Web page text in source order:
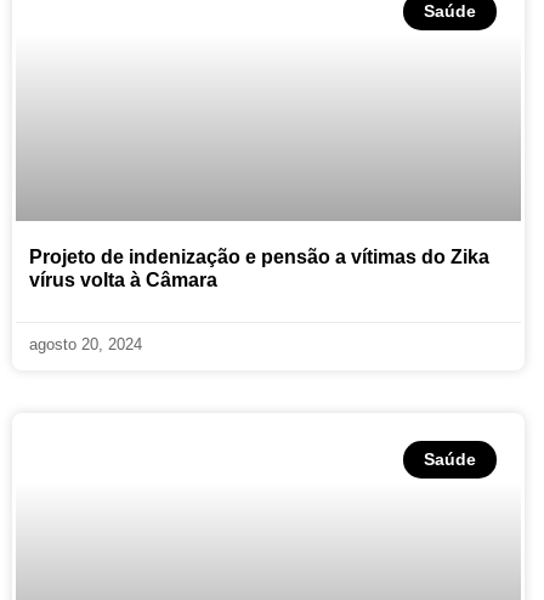
Saúde
Projeto de indenização e pensão a vítimas do Zika
vírus volta à Câmara
agosto 20, 2024
Saúde